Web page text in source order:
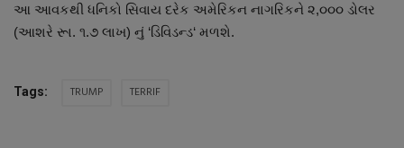
સ્થાનિક સમાચાર
આ આવકથી ધનિકો સિવાય દરેક અમેરિકન નાગરિકને ૨,૦૦૦ ડોલર
(આશરે રૂા. ૧.૭ લાખ) નું ‘ડિવિડન્ડ‘ મળશે.
Tags: TRUMP TERRIF